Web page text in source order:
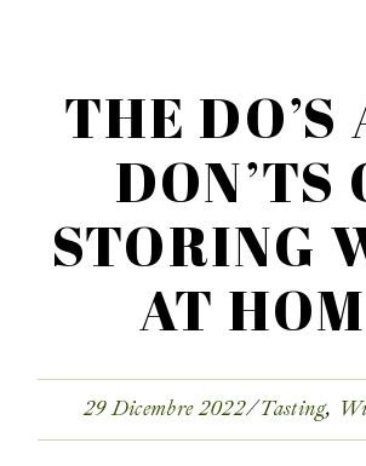
THE DO’S
DON’TS
STORING
AT
29 Dicembre 2022 Tasting